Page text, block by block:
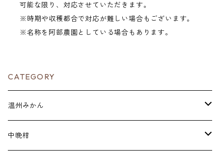
可能な限り、対応させていただきます。
※時期や収穫都合で対応が難しい場合もございます。
※名称を阿部農園としている場合もあります。
CATEGORY
温州みかん
贈答用
中晩柑